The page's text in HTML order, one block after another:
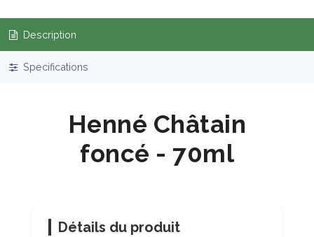
Description
Specifications
Henné Châtain
foncé - 70ml
Détails du produit